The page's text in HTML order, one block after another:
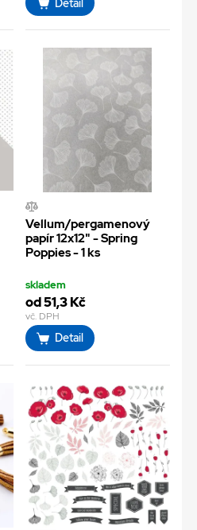
Detail
Vellum/pergamenový
papír 12x12" - Spring
Poppies - 1 ks
skladem
od 51,3 Kč
vč. DPH
Detail